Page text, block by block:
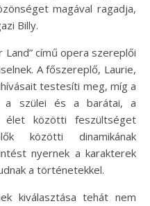
magával ragadja,
Billy.
Land” című opera szereplői
A főszereplő, Laurie,
testesíti meg, míg a
a szülei és a barátai, a
élet közötti feszültséget
közötti dinamikának
nyernek a karakterek
a történetekkel.
kiválasztása tehát nem